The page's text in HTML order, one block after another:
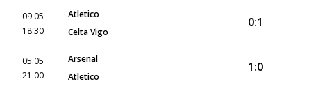
09.05
18:30
Atletico
Celta Vigo
0:1
05.05
21:00
Arsenal
Atletico
1:0